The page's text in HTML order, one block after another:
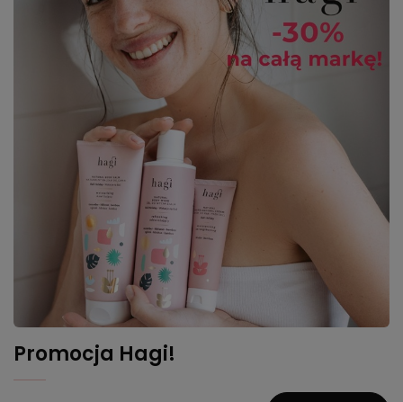
Promocja Hagi!